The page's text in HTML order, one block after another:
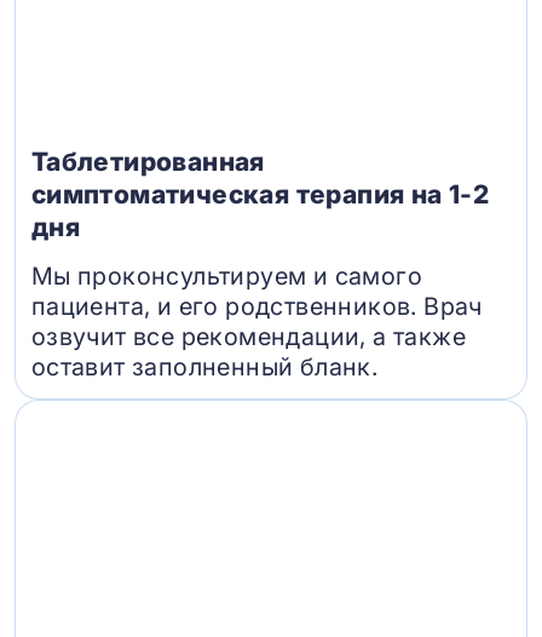
Таблетированная
симптоматическая терапия на 1-2
дня
Мы проконсультируем и самого
пациента, и его родственников. Врач
озвучит все рекомендации, а также
оставит заполненный бланк.